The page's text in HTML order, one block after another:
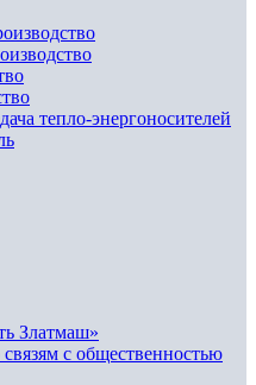
тепло-энергоносителей
Златмаш»
с общественностью